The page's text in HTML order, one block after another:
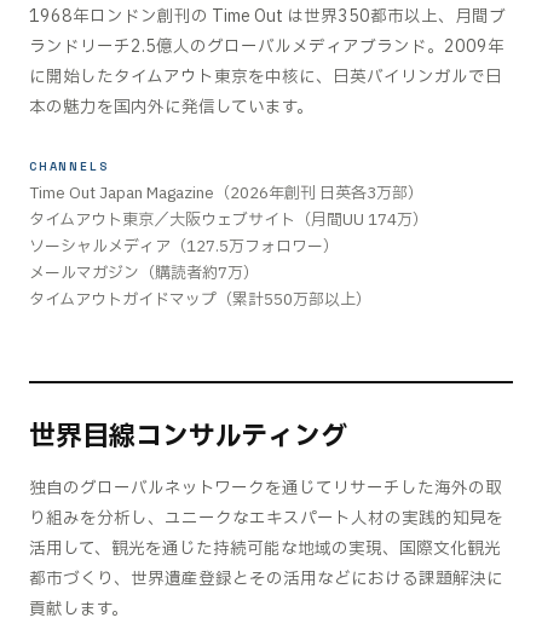
3つのD
事業領域
1968年ロンドン創刊の Time Out は世界350都市以上、月間ブ
ランドリーチ2.5億人のグローバルメディアブランド。2009年
に開始したタイムアウト東京を中核に、日英バイリンガルで日
本の魅力を国内外に発信しています。
CHANNELS
Time Out Japan Magazine（2026年創刊 日英各3万部）
タイムアウト東京／大阪ウェブサイト（月間UU 174万）
ソーシャルメディア（127.5万フォロワー）
メールマガジン（購読者約7万）
タイムアウトガイドマップ（累計550万部以上）
世界目線コンサルティング
独自のグローバルネットワークを通じてリサーチした海外の取
り組みを分析し、ユニークなエキスパート人材の実践的知見を
活用して、観光を通じた持続可能な地域の実現、国際文化観光
都市づくり、世界遺産登録とその活用などにおける課題解決に
貢献します。